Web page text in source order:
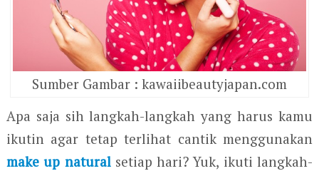
Sumber Gambar : kawaiibeautyjapan.com
Apa saja sih langkah-langkah yang harus kamu
ikutin agar tetap terlihat cantik menggunakan
make up naturalsetiap hari? Yuk, ikuti langkah-